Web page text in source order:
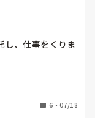
し、仕事をくりま
院〜！
理無理無理だか
6 ・ 07/18